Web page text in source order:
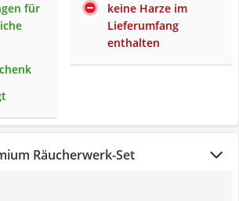
für
keine Harze im
Lieferumfang
enthalten
Räucherwerk-Set